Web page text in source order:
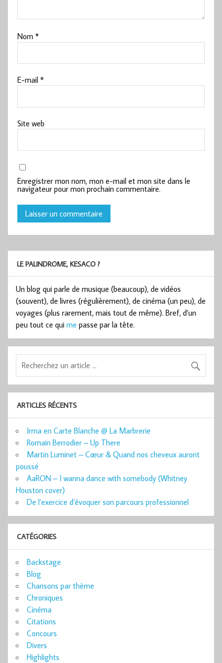
Nom*
E-mail*
Site web
Enregistrer mon nom, mon e-mail et mon site dans le
navigateur pour mon prochain commentaire.
LE PALINDROME, KESACO ?
Un blog qui parle de musique (beaucoup), de vidéos
(souvent), de livres (régulièrement), de cinéma (un peu), de
voyages (plus rarement, mais tout de même). Bref, d’un
peu tout ce qui me passe par la tête.
ARTICLES RÉCENTS
Irma en Carte Blanche @ La Marbrerie
Romain Berrodier – Up There
Martin Luminet – Cœur & Quand nos cheveux auront
poussé
AaRON – I wanna dance with somebody (Whitney
Houston cover)
De l’exercice d’évoquer son parcours professionnel
CATÉGORIES
Backstage
Blog
Chansons par thème
Chroniques
Cinéma
Citations
Concours
Divers
Highlights